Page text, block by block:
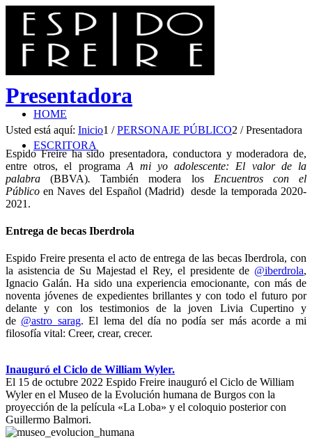
HOME
ESCRITORA
Presentadora
Usted está aquí: Inicio1 / PERSONAJE PÚBLICO2 / Presentadora
Espido Freire ha sido presentadora, conductora y moderadora de,
entre otros, el programa A mi yo adolescente: El valor de la
palabra(BBVA).También modera los Encuentros con el
Público en Naves del Español (Madrid) desde la temporada 2020-
2021.
Entrega de becas Iberdrola
Espido Freire presenta el acto de entrega de las becas Iberdrola, con
la asistencia de Su Majestad el Rey, el presidente de @iberdrola,
Ignacio Galán. Ha sido una experiencia emocionante, con más de
noventa jóvenes de expedientes brillantes y con todo el futuro por
delante y con los testimonios de la joven Livia Cupertino y
de @astro_sarag. El lema del día no podía ser más acorde a mi
filosofía vital: Creer, crear, crecer.
Inauguró el Ciclo de William Wyler.
El 15 de octubre 2022 Espido Freire inauguró el Ciclo de William
Wyler en el Museo de la Evolución humana de Burgos con la
proyección de la película «La Loba» y el coloquio posterior con
Guillermo Balmori.